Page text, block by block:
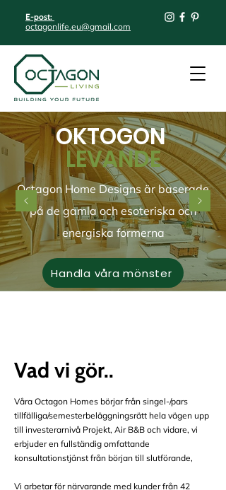
E-post:
octagonlife.eu@gmail.com
OKTOGON
LEVANDE
Octagon Home Designs är baserade
på de gamla och esoteriska och
energiska formerna
Handla våra mönster
Vad vi gör..
Våra Octagon Homes börjar från singel-/pars
tillfälliga/semesterbeläggningsrätt hela vägen upp
till investerarnivå Projekt, Air B&B och vidare, vi
erbjuder en fullständig omfattande
konsultationstjänst från början till slutförande,
Vi arbetar för närvarande med kunder från 42